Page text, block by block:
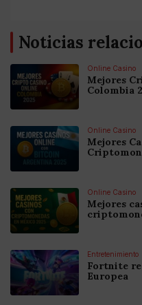
Noticias
Online Casino
Mejores
Colombia
Online Casino
Mejores
Online Casino
Mejores
Entretenimiento
Fortnite
Europea